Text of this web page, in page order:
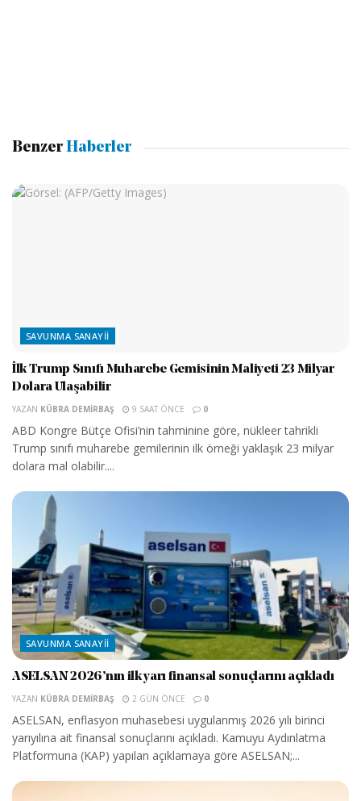
Benzer Haberler
SAVUNMA SANAYII
İlk Trump Sınıfı Muharebe Gemisinin Maliyeti 23 Milyar
Dolara Ulaşabilir
YAZAN KÜBRA DEMIRBAŞ 9 SAAT ÖNCE 0
ABD Kongre Bütçe Ofisi’nin tahminine göre, nükleer tahrikli
Trump sınıfı muharebe gemilerinin ilk örneği yaklaşık 23 milyar
dolara mal olabilir....
SAVUNMA SANAYII
ASELSAN 2026’nın ilk yarı finansal sonuçlarını açıkladı
YAZAN KÜBRA DEMIRBAŞ 2 GÜN ÖNCE 0
ASELSAN, enflasyon muhasebesi uygulanmış 2026 yılı birinci
yarıyılına ait finansal sonuçlarını açıkladı. Kamuyu Aydınlatma
Platformuna (KAP) yapılan açıklamaya göre ASELSAN;...